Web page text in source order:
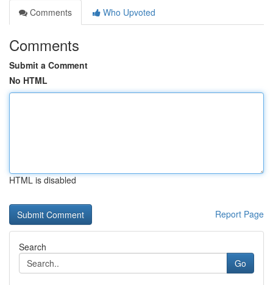
Comments
Who Upvoted
Comments
Submit a Comment
No HTML
HTML is disabled
Report Page
Search
Go